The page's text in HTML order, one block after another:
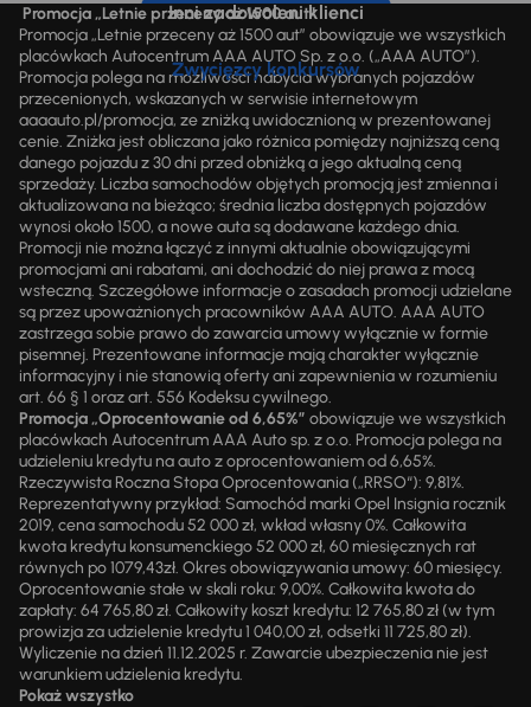
Inni zadowoleni klienci
Zwycięzcy konkursów
Promocja „Letnie przeceny aż 1500 aut”
Promocja „Letnie przeceny aż 1500 aut” obowiązuje we wszystkich
placówkach Autocentrum AAA AUTO Sp. z o.o. („AAA AUTO”).
Promocja polega na możliwości nabycia wybranych pojazdów
przecenionych, wskazanych w serwisie internetowym
aaaauto.pl/promocja, ze zniżką uwidocznioną w prezentowanej
cenie. Zniżka jest obliczana jako różnica pomiędzy najniższą ceną
danego pojazdu z 30 dni przed obniżką a jego aktualną ceną
sprzedaży. Liczba samochodów objętych promocją jest zmienna i
aktualizowana na bieżąco; średnia liczba dostępnych pojazdów
wynosi około 1500, a nowe auta są dodawane każdego dnia.
Promocji nie można łączyć z innymi aktualnie obowiązującymi
promocjami ani rabatami, ani dochodzić do niej prawa z mocą
wsteczną. Szczegółowe informacje o zasadach promocji udzielane
są przez upoważnionych pracowników AAA AUTO. AAA AUTO
zastrzega sobie prawo do zawarcia umowy wyłącznie w formie
pisemnej. Prezentowane informacje mają charakter wyłącznie
informacyjny i nie stanowią oferty ani zapewnienia w rozumieniu
art. 66 § 1 oraz art. 556 Kodeksu cywilnego.
Promocja „Oprocentowanie od 6,65%” obowiązuje we wszystkich
placówkach Autocentrum AAA Auto sp. z o.o. Promocja polega na
udzieleniu kredytu na auto z oprocentowaniem od 6,65%.
Rzeczywista Roczna Stopa Oprocentowania („RRSO“): 9,81%.
Reprezentatywny przykład: Samochód marki Opel Insignia rocznik
2019, cena samochodu 52 000 zł, wkład własny 0%. Całkowita
kwota kredytu konsumenckiego 52 000 zł, 60 miesięcznych rat
równych po 1079,43zł. Okres obowiązywania umowy: 60 miesięcy.
Oprocentowanie stałe w skali roku: 9,00%. Całkowita kwota do
zapłaty: 64 765,80 zł. Całkowity koszt kredytu: 12 765,80 zł (w tym
prowizja za udzielenie kredytu 1 040,00 zł, odsetki 11 725,80 zł).
Wyliczenie na dzień 11.12.2025 r. Zawarcie ubezpieczenia nie jest
warunkiem udzielenia kredytu.
Pokaż wszystko